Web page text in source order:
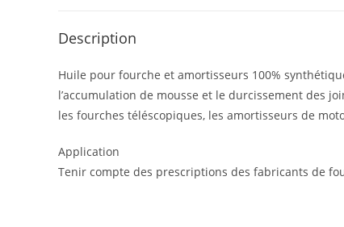
Description
Huile pour fourche et amortisseurs 100%
l’accumulation de mousse et le durcissement des
les fourches téléscopiques, les amortisseurs de
Application
Tenir compte des prescriptions des fabricants de